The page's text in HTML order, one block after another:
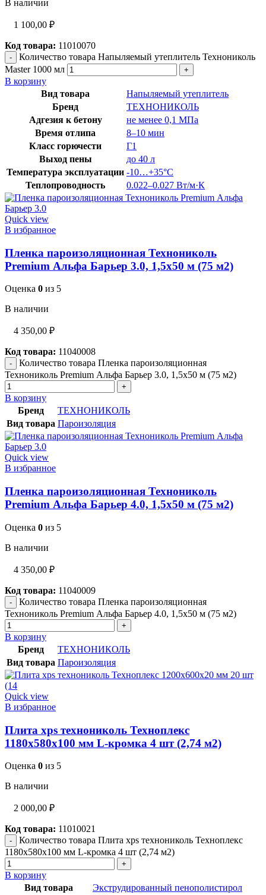
В наличии
1 100,00 ₽
Код товара: 11010070
Количество товара Напыляемый утеплитель Технониколь
Master 1000 мл
В корзину
Вид товара
Напыляемый утеплитель
Бренд
ТЕХНОНИКОЛЬ
Адгезия к бетону
не менее 0,1 МПа
Время отлипа
8–10 мин
Класс горючести
Г1
Выход пены
до 40 л
Температура эксплуатации -10…+35°C
Теплопроводность
0.022–0.027 Вт/м·К
Quick view
В избранное
Пленка пароизоляционная Технониколь
Premium Альфа Барьер 3.0, 1,5х50 м (75 м2)
Оценка 0 из 5
В наличии
4 350,00 ₽
Код товара: 11040008
Количество товара Пленка пароизоляционная
Технониколь Premium Альфа Барьер 3.0, 1,5х50 м (75 м2)
В корзину
Бренд
ТЕХНОНИКОЛЬ
Вид товара Пароизоляция
Quick view
В избранное
Пленка пароизоляционная Технониколь
Premium Альфа Барьер 4.0, 1,5х50 м (75 м2)
Оценка 0 из 5
В наличии
4 350,00 ₽
Код товара: 11040009
Количество товара Пленка пароизоляционная
Технониколь Premium Альфа Барьер 4.0, 1,5х50 м (75 м2)
В корзину
Бренд
ТЕХНОНИКОЛЬ
Вид товара Пароизоляция
Quick view
В избранное
Плита xps технониколь Техноплекс
1180х580х100 мм L-кромка 4 шт (2,74 м2)
Оценка 0 из 5
В наличии
2 000,00 ₽
Код товара: 11010021
Количество товара Плита xps технониколь Техноплекс
1180х580х100 мм L-кромка 4 шт (2,74 м2)
В корзину
Вид товара
Экструдированный пенополистирол